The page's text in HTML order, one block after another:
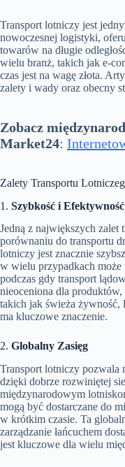
Transport lotniczy jest
nowoczesnej logistyki,
towarów na długie
wielu branż, takich jak e-
czas jest na wagę złota.
zalety i wady oraz obecny
Zobacz
Market24:
Zalety Transportu
1. Szybkość i Efektywność
Jedną z największych zalet
porównaniu do transportu
lotniczy jest znacznie
w wielu przypadkach
podczas gdy transport
nieoceniona dla produktów,
takich jak świeża żywność,
ma kluczowe znaczenie.
2. Globalny Zasięg
Transport lotniczy pozwala
dzięki dobrze rozwiniętej
międzynarodowym
mogą być dostarczane do
w krótkim czasie. Ta
zarządzanie łańcuchem
jest kluczowe dla wielu